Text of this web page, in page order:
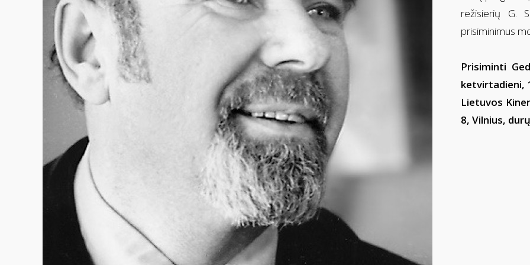
režisierių G.
prisiminimus
Prisiminti
ketvirtadieni,
Lietuvos
8, Vilnius,